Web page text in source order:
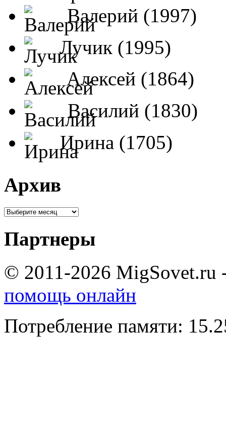
Валерий (1997)
Лучик (1995)
Алексей (1864)
Василий (1830)
Ирина (1705)
Архив
Партнеры
© 2011-2026 MigSovet.ru
помощь онлайн
Потребление памяти: